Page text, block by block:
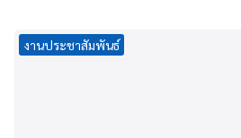
งานประชาสัมพันธ์